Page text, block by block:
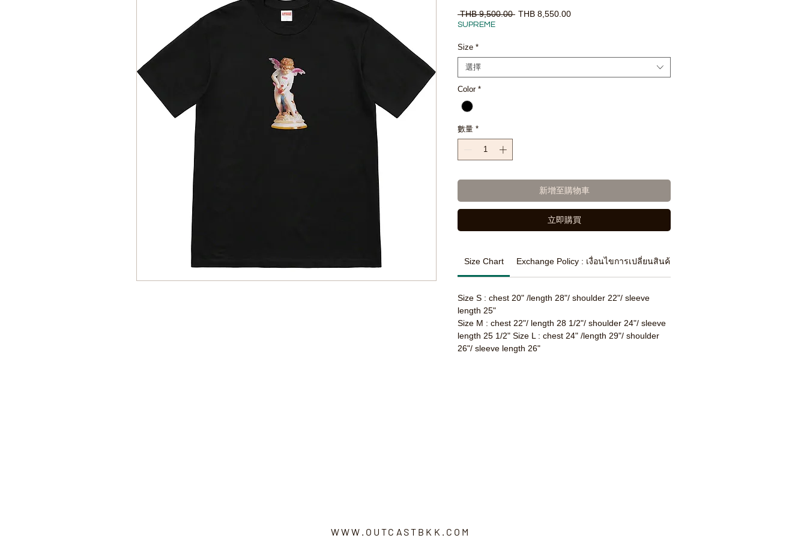
THB 9,500.00 一THB 8,550.00促
SUPREME
Size *
選擇
Color *
數量 *
新增至購物車
立即購買
Size Chart Exchange Policy : เงื่อนไขการเปลี่ยนสินค้า
Size S : chest 20" /length 28"/ shoulder 22"/ sleeve
length 25"
Size M : chest 22"/ length 28 1/2"/ shoulder 24"/ sleeve
length 25 1/2" Size L : chest 24" /length 29"/ shoulder
26"/ sleeve length 26"
WWW.OUTCASTBKK.COM